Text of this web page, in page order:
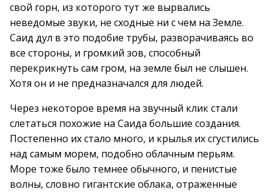
свой горн, из которого тут же вырвались
неведомые звуки, не сходные ни с чем на Земле.
Саид дул в это подобие трубы, разворачиваясь во
все стороны, и громкий зов, способный
перекрикнуть сам гром, на земле был не слышен.
Хотя он и не предназначался для людей.
Через некоторое время на звучный клик стали
слетаться похожие на Саида большие создания.
Постепенно их стало много, и крылья их сгустились
над самым морем, подобно облачным перьям.
Море тоже было темнее обычного, и пенистые
волны, словно гигантские облака, отраженные